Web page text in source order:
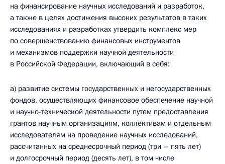
на финансирование научных исследований и разработок,
а также в целях достижения высоких результатов в таких
исследованиях и разработках утвердить комплекс мер
по совершенствованию финансовых инструментов
и механизмов поддержки научной деятельности
в Российской Федерации, включающий в себя:
а) развитие системы государственных и негосударственных
фондов, осуществляющих финансовое обеспечение научной
и научно-технической деятельности путем предоставления
грантов научным организациям, коллективам и отдельным
исследователям на проведение научных исследований,
рассчитанных на среднесрочный период (три – пять лет)
и долгосрочный период (десять лет), в том числе